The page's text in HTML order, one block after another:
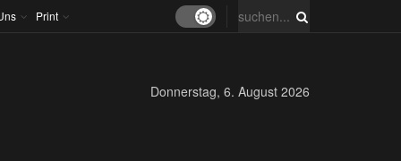
Print
Donnerstag, 6. August 2026